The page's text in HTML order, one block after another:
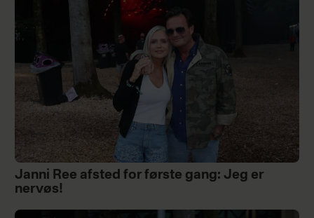
Janni Ree afsted for første gang: Jeg er
nervøs!